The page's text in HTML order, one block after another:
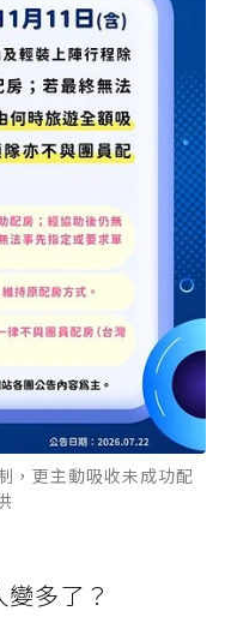
，更主動吸收未成功配
多了？